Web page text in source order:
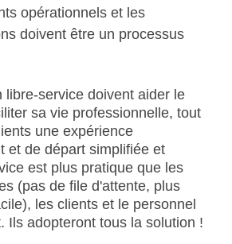
opérationnels et les
doivent être un processus
libre-service doivent aider le
sa vie professionnelle, tout
une expérience
et de départ simplifiée et
est plus pratique que les
(pas de file d'attente, plus
les clients et le personnel
Ils adopteront tous la solution !